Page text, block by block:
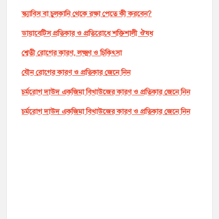
স্ক্যাবিস বা চুলকানি থেকে রক্ষা পেতে কী করবেন?
ডায়াবেটিস প্রতিকার ও প্রতিরোধে শক্তিশালী ঔষধ
শ্বেতী রোগের কারণ, লক্ষ্মণ ও চিকিৎসা
যৌন রোগের কারণ ও প্রতিকার জেনে নিন
চর্মরোগ দাউদ একজিমা বিখাউজের কারণ ও প্রতিকার জেনে নিন
চর্মরোগ দাউদ একজিমা বিখাউজের কারণ ও প্রতিকার জেনে নিন